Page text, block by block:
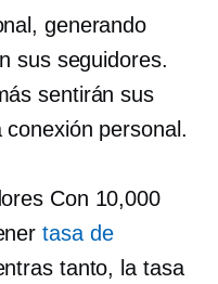
generando
sus seguidores.
sentirán sus
personal.
Con 10,000
tasa de
tanto, la tasa